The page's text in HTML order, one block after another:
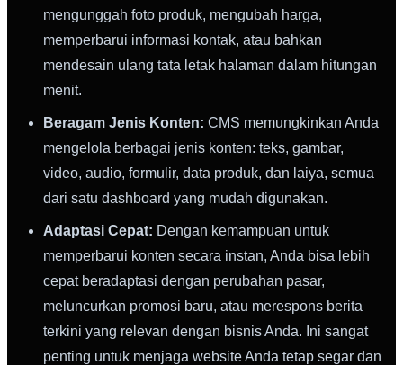
mengunggah foto produk, mengubah harga,
memperbarui informasi kontak, atau bahkan
mendesain ulang tata letak halaman dalam hitungan
menit.
Beragam Jenis Konten: CMS memungkinkan Anda
mengelola berbagai jenis konten: teks, gambar,
video, audio, formulir, data produk, dan laiya, semua
dari satu dashboard yang mudah digunakan.
Adaptasi Cepat: Dengan kemampuan untuk
memperbarui konten secara instan, Anda bisa lebih
cepat beradaptasi dengan perubahan pasar,
meluncurkan promosi baru, atau merespons berita
terkini yang relevan dengan bisnis Anda. Ini sangat
penting untuk menjaga website Anda tetap segar dan